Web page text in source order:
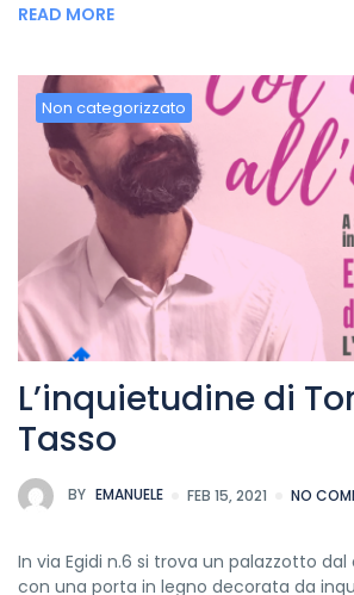
READ MORE
Non categorizzato
L’inquietudine di
Tasso
BY EMANUELE FEB 15, 2021 NO
In via Egidi n.6 si trova un palazzotto
con una porta in legno decorata da